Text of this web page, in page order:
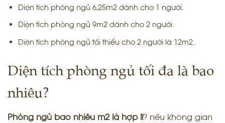
Diện tích phòng ngủ 6,25m2 dành cho 1 người.
Diện tích phòng ngủ 9m2 dành cho 2 người.
Diện tích phòng ngủ tối thiểu cho 2 người là 12m2.
Diện tích phòng ngủ tối đa là bao
nhiêu?
Phòng ngủ bao nhiêu m2 là hợp lí? nếu không gian